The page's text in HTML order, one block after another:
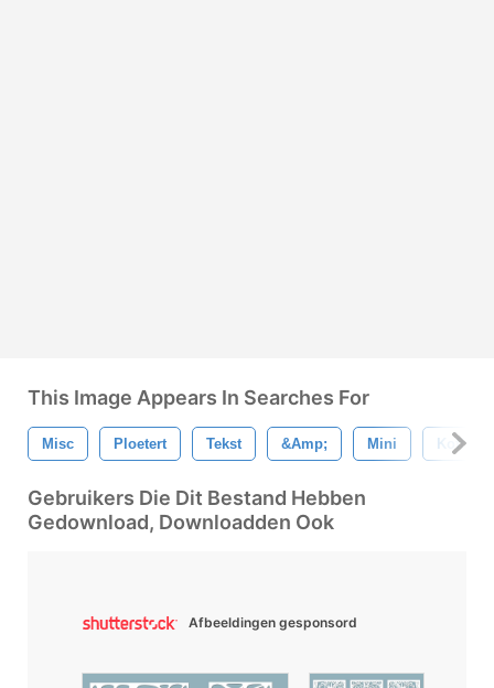
This Image Appears In Searches For
Misc Ploetert Tekst &amp; Mini Koffie
Gebruikers Die Dit Bestand Hebben
Gedownload, Downloadden Ook
Afbeeldingen gesponsord